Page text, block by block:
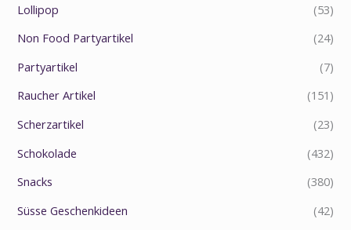
Lollipop
(53)
Non Food Partyartikel
(24)
Partyartikel
(7)
Raucher Artikel
(151)
Scherzartikel
(23)
Schokolade
(432)
Snacks
(380)
Süsse Geschenkideen
(42)